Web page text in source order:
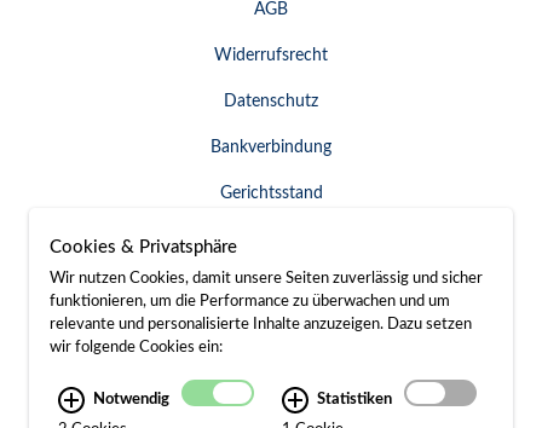
AGB
Widerrufsrecht
Datenschutz
Bankverbindung
Gerichtsstand
Widerruf erklären
SERVICE & KONTAKT
Besuch / Anfahrt
Cookies & Privatsphäre
Wir nutzen Cookies, damit unsere Seiten zuverlässig und sicher
funktionieren, um die Performance zu überwachen und um
relevante und personalisierte Inhalte anzuzeigen. Dazu setzen
wir folgende Cookies ein:
Notwendig Statistiken